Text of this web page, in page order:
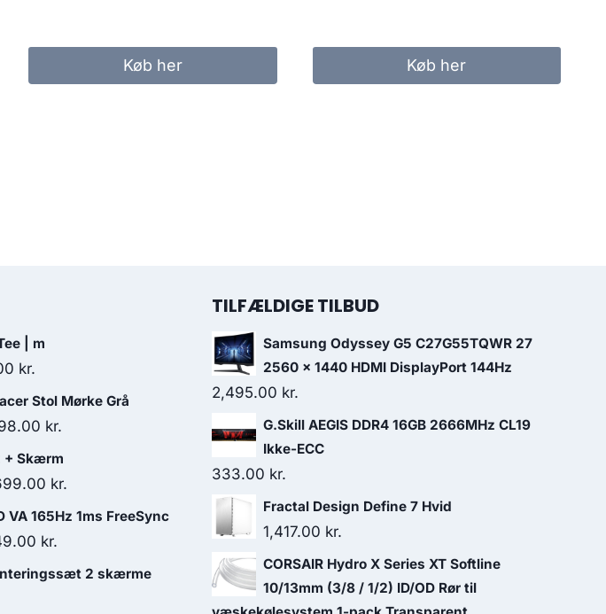
Køb her Køb her
| m
kr.
price
is:
Stol Mørke Grå
kr.
price
is:
+ Skærm
kr.
price
VA 165Hz 1ms FreeSync
kr.
price2 skærme
TILFÆLDIGE TILBUD
Samsung Odyssey G5 C27G55TQWR 27
2560 x 1440 HDMI DisplayPort 144Hz
2,495.00 kr.
G.Skill AEGIS DDR4 16GB 2666MHz CL19
Ikke-ECC
333.00 kr.
Fractal Design Define 7 Hvid
1,417.00 kr.
CORSAIR Hydro X Series XT Softline
10/13mm (3/8 / 1/2) ID/OD Rør til